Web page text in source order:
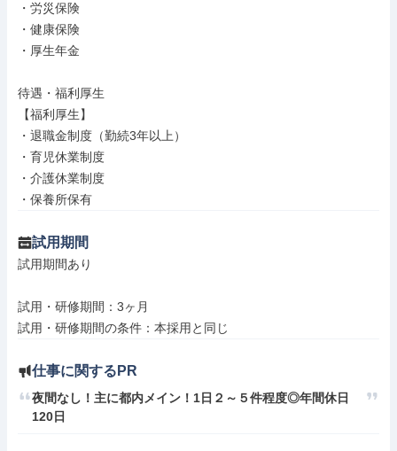
・労災保険
・健康保険
・厚生年金
待遇・福利厚生
【福利厚生】
・退職金制度（勤続3年以上）
・育児休業制度
・介護休業制度
・保養所保有
試用期間
試用期間あり
試用・研修期間：3ヶ月
仕事に関するPR
夜間なし！主に都内メイン！1日２～５件程度◎年間休日
120日